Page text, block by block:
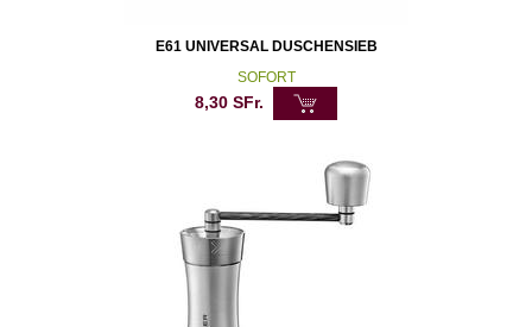
E61 UNIVERSAL DUSCHENSIEB
SOFORT
8,30 SFr.